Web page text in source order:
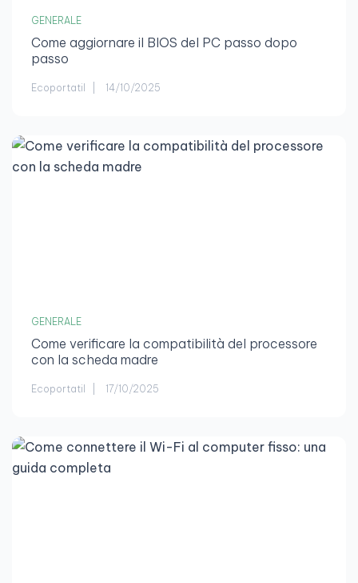
GENERALE
Come aggiornare il BIOS del PC passo dopo
passo
Ecoportatil 14/10/2025
GENERALE
Come verificare la compatibilità del processore
con la scheda madre
Ecoportatil 17/10/2025